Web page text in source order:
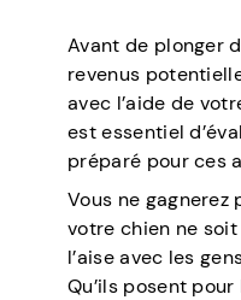
Avant de plonger
revenus
avec l’aide de
est essentiel
préparé pour ces
Vous ne gagnerez
votre chien ne
l’aise avec les
Qu’ils posent